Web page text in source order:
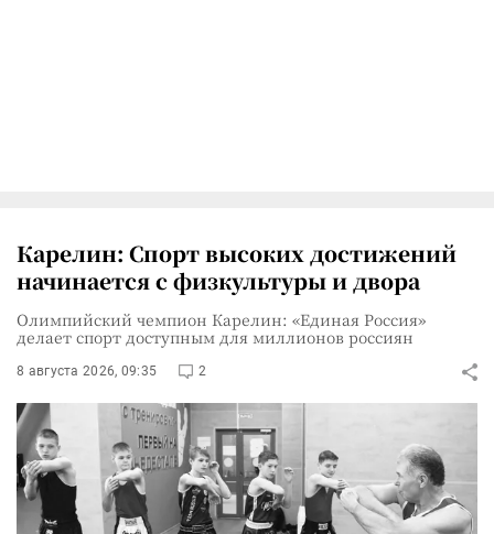
Карелин: Спорт высоких достижений
начинается с физкультуры и двора
Олимпийский чемпион Карелин: «Единая Россия»
делает спорт доступным для миллионов россиян
8 августа 2026, 09:35 2